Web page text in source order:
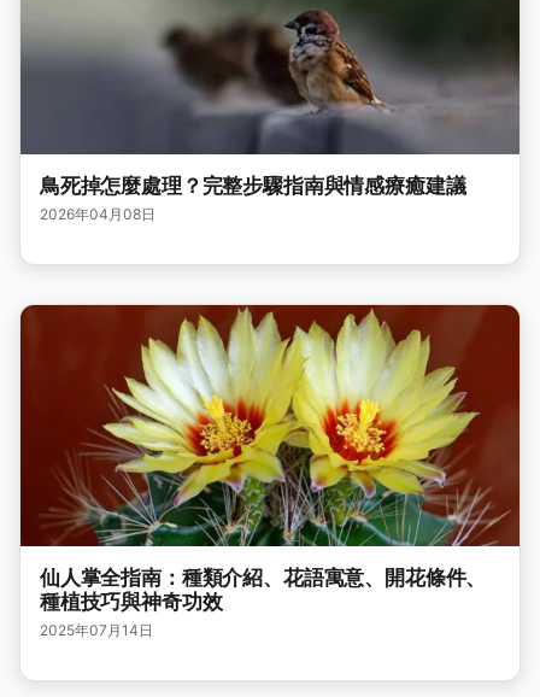
鳥死掉怎麼處理？完整步驟指南與情感療癒建議
2026年04月08日
仙人掌全指南：種類介紹、花語寓意、開花條件、
種植技巧與神奇功效
2025年07月14日